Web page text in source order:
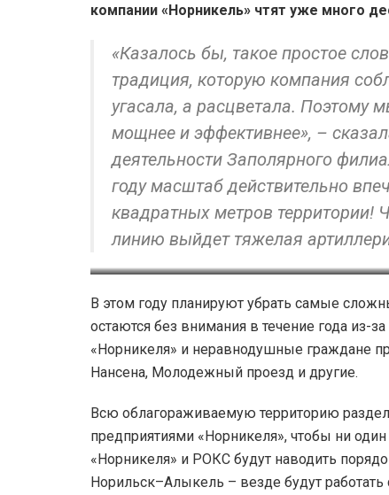
компании «Норникель» чтят уже много
«Казалось бы, такое простое
традиция, которую компания
угасала, а расцветала. Поэтому
мощнее и эффективнее», –
деятельности Заполярного
году масштаб действительно
квадратных метров территории!
линию выйдет тяжелая
В этом году планируют убрать самые
остаются без внимания в течение года из-
«Норникеля» и неравнодушные граждане
Нансена, Молодежный проезд и другие.
Всю облагораживаемую территорию
предприятиями «Норникеля», чтобы ни
«Норникеля» и РОКС будут наводить
Норильск–Алыкель – везде будут